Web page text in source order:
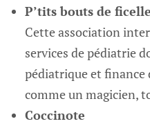
P’tits bouts de ficelle
Cette association
services de pédiatrie
pédiatrique et
comme un magicien,
Coccinote